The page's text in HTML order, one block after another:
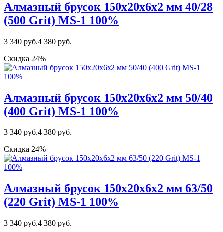
Алмазный брусок 150х20х6х2 мм 40/28
(500 Grit) MS-1 100%
3 340 руб.4 380 руб.
Скидка 24%
Алмазный брусок 150х20х6х2 мм 50/40
(400 Grit) MS-1 100%
3 340 руб.4 380 руб.
Скидка 24%
Алмазный брусок 150х20х6х2 мм 63/50
(220 Grit) MS-1 100%
3 340 руб.4 380 руб.